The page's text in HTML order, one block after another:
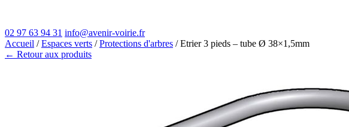
02 97 63 94 31 info@avenir-voirie.fr
Accueil /Espaces verts /Protections d'arbres / Etrier 3 pieds – tube Ø 38×1,5mm
← Retour aux produits